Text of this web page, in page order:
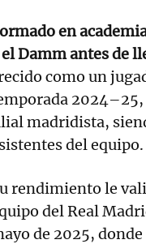
en
Damm antes de
como un
2024–25,
madridista,
del equipo.
rendimiento le
del Real
de 2025,